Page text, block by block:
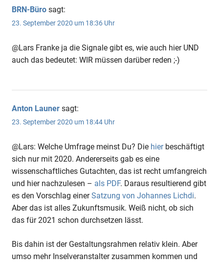
BRN-Büro sagt:
23. September 2020 um 18:36 Uhr
@Lars Franke ja die Signale gibt es, wie auch hier UND
auch das bedeutet: WIR müssen darüber reden ;-)
Anton Launer sagt:
23. September 2020 um 18:44 Uhr
@Lars: Welche Umfrage meinst Du? Die hierbeschäftigt
sich nur mit 2020. Andererseits gab es eine
wissenschaftliches Gutachten, das ist recht umfangreich
und hier nachzulesen – als PDF. Daraus resultierend gibt
es den Vorschlag einerSatzung von Johannes Lichdi.
Aber das ist alles Zukunftsmusik. Weiß nicht, ob sich
das für 2021 schon durchsetzen lässt.
Bis dahin ist der Gestaltungsrahmen relativ klein. Aber
umso mehr Inselveranstalter zusammen kommen und